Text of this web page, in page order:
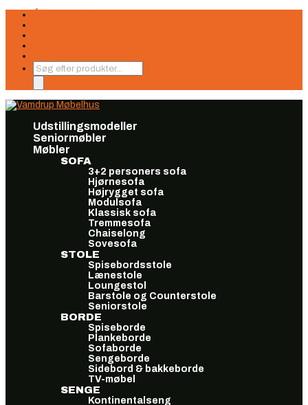
Products
search
Udstillingsmodeller
Seniormøbler
Møbler
SOFA
3+2 personers sofa
Hjørnesofa
Højrygget sofa
Modulsofa
Klassisk sofa
Tremmesofa
Chaiselong
Sovesofa
STOLE
Spisebordsstole
Lænestole
Loungestol
Barstole og Counterstole
Seniorstole
BORDE
Spiseborde
Plankeborde
Sofaborde
Sengeborde
Sidebord & bakkeborde
TV-møbel
SENGE
Kontinentalseng